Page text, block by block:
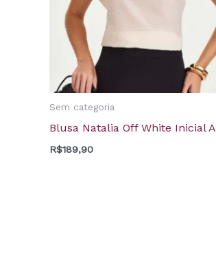
Sem categoria
Blusa Natalia Off White Inicial A
R$189,90